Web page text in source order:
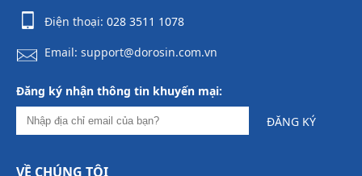
Điện thoại: 028 3511 1078
Email: support@dorosin.com.vn
Đăng ký nhận thông tin khuyến mại:
ĐĂNG KÝ
VỀ CHÚNG TÔI